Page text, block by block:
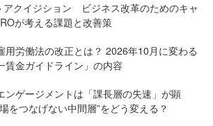
アクイジション ビジネス改革のためのキャ
が考える課題と改善策
用労働法の改正とは？ 2026年10月に変わる
賃金ガイドライン」の内容
ンゲージメントは「課長層の失速」が顕
をつなげない中間層”をどう変える？